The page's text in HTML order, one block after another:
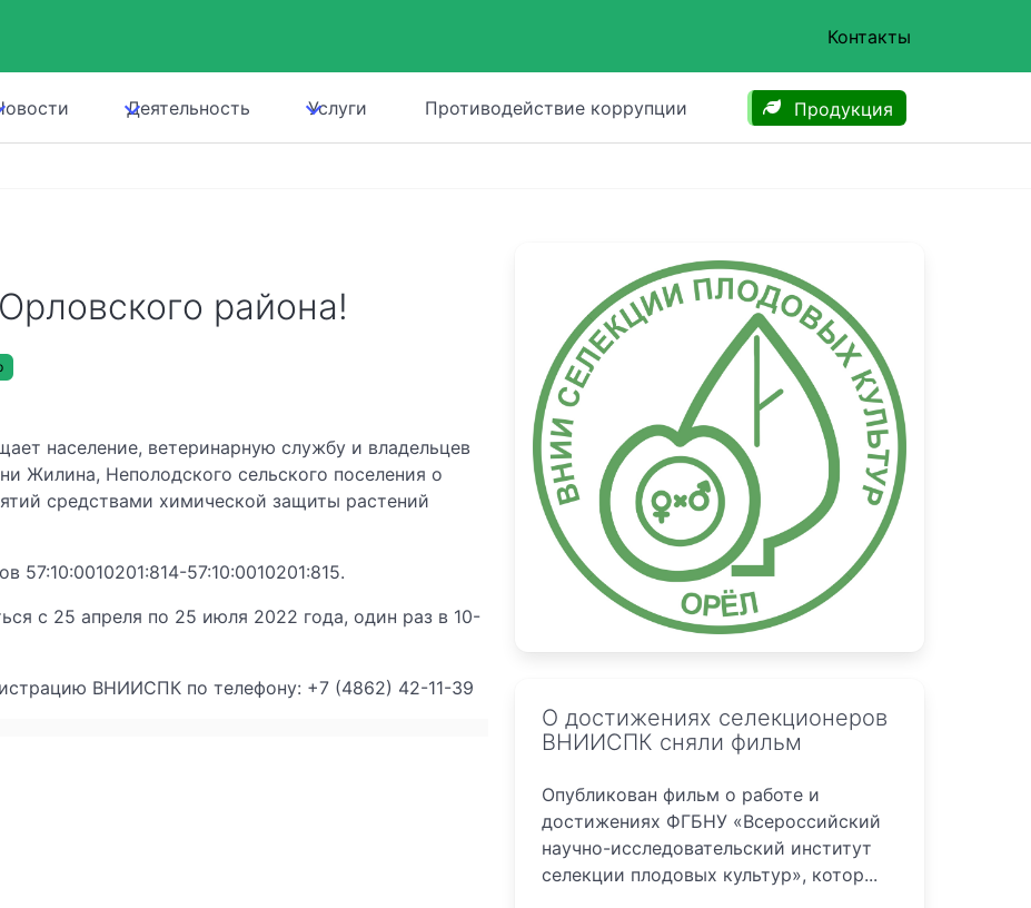
Контакты
Деятельность Услуги Противодействие коррупции Продукция
района!
население, ветеринарную службу и владельцев
Жилина, Неполодского сельского поселения о
средствами химической защиты растений
57:10:0010201:814-57:10:0010201:815.
с 25 апреля по 25 июля 2022 года, один раз в 10-
ВНИИСПК по телефону: +7 (4862) 42-11-39
О достижениях селекционеров
ВНИИСПК сняли фильм
Опубликован фильм о работе и
достижениях ФГБНУ «Всероссийский
научно-исследовательский институт
селекции плодовых культур», котор...